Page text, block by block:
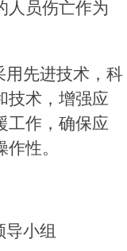
人员伤亡作为
用先进技术，科
技术，增强应
工作，确保应
性。
导小组